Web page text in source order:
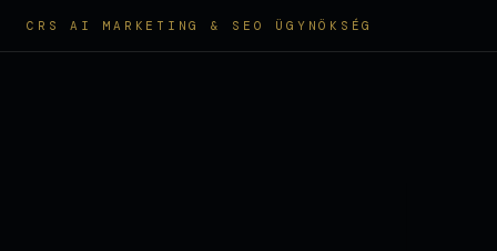
CRS AI MARKETING & SEO ÜGYNÖKSÉG